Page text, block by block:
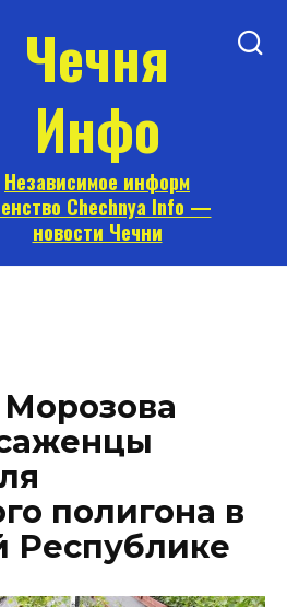
Чечня
Инфо
Независимое информ
Chechnya Info —
новости Чечни
полигона в
Республике